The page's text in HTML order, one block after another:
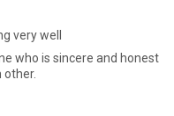
very well
who is sincere and honest
other.